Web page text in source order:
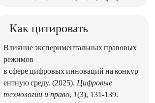
Как цитировать
Влияние экспериментальных правовых
режимов
в сфере цифровых инноваций на конкур
ентную среду. (2025). Цифровые
технологии и право, 1(3), 131-139.